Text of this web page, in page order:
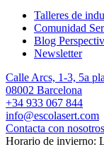
Talleres de
Comunidad
Blog
Newsletter
Calle Arcs, 1-3, 5a
08002 Barcelona
+34 933 067 844
info@escolasert.com
Contacta con nosotros
Horario de invierno: